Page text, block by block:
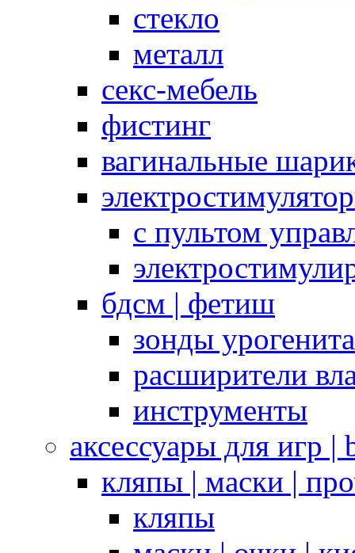
стекло
металл
секс-мебель
фистинг
вагинальные
с пультом
бдсм | фетиш
зонды
расширители
инструменты
аксессуары для игр |
кляпы | маски |
кляпы